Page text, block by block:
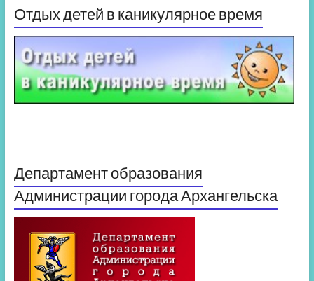
Отдых детей в каникулярное время
Департамент образования
Администрации города Архангельска